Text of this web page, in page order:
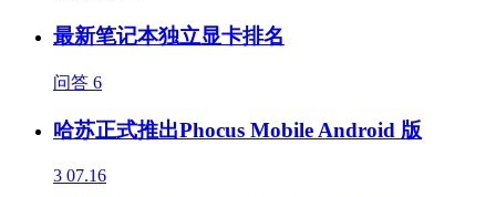
最新笔记本独立显卡排名
问答 6
哈苏正式推出Phocus Mobile Android 版
3 07.16